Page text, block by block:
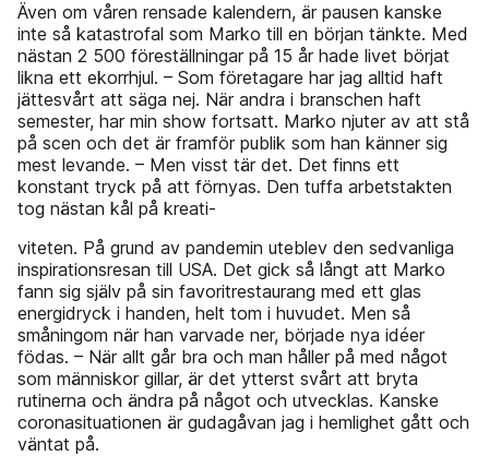
Även om våren rensade kalendern, är pausen kanske
inte så katastrofal som Marko till en början tänkte. Med
nästan 2 500 föreställningar på 15 år hade livet börjat
likna ett ekorrhjul. – Som företagare har jag alltid haft
jättesvårt att säga nej. När andra i branschen haft
semester, har min show fortsatt. Marko njuter av att stå
på scen och det är framför publik som han känner sig
mest levande. – Men visst tär det. Det finns ett
konstant tryck på att förnyas. Den tuffa arbetstakten
tog nästan kål på kreati-
viteten. På grund av pandemin uteblev den sedvanliga
inspirationsresan till USA. Det gick så långt att Marko
fann sig själv på sin favoritrestaurang med ett glas
energidryck i handen, helt tom i huvudet. Men så
småningom när han varvade ner, började nya idéer
födas. – När allt går bra och man håller på med något
som människor gillar, är det ytterst svårt att bryta
rutinerna och ändra på något och utvecklas. Kanske
coronasituationen är gudagåvan jag i hemlighet gått och
väntat på.